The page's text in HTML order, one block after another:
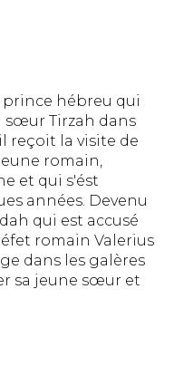
hébreu qui
sœur Tirzah dans
reçoit la visite de
romain,
et qui s'ést
années. Devenu
qui est accusé
romain Valerius
dans les galères
sa jeune sœur et